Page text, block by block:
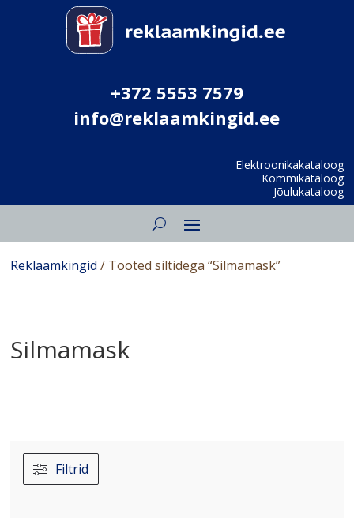
+372 5553 7579
info@reklaamkingid.ee
Elektroonikakataloog
Kommikataloog
Jõulukataloog
Reklaamkingid / Tooted siltidega “Silmamask”
Silmamask
Filtrid